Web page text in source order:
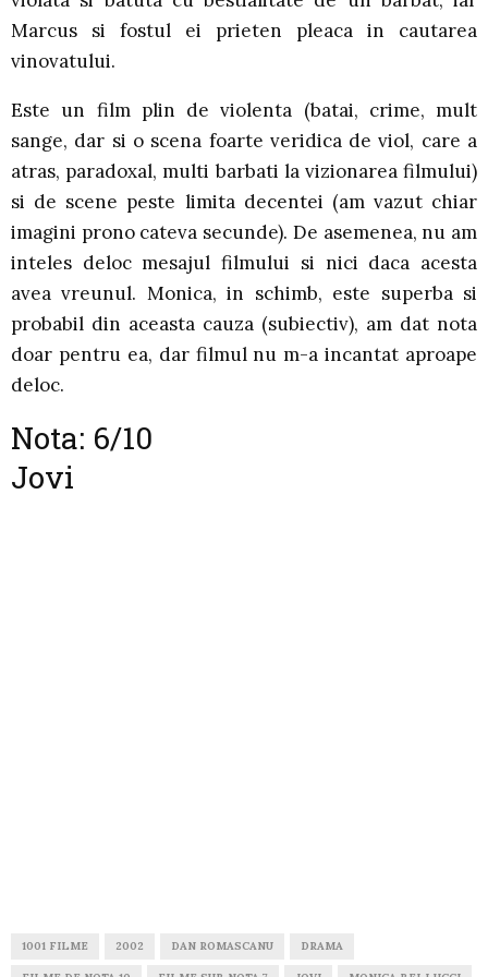
Marcus si fostul ei prieten pleaca in cautarea
vinovatului.
Este un film plin de violenta (batai, crime, mult
sange, dar si o scena foarte veridica de viol, care a
atras, paradoxal, multi barbati la vizionarea filmului)
si de scene peste limita decentei (am vazut chiar
imagini prono cateva secunde). De asemenea, nu am
inteles deloc mesajul filmului si nici daca acesta
avea vreunul. Monica, in schimb, este superba si
probabil din aceasta cauza (subiectiv), am dat nota
doar pentru ea, dar filmul nu m-a incantat aproape
deloc.
Nota: 6/10
Jovi
1001 FILME 2002 DAN ROMASCANU DRAMA